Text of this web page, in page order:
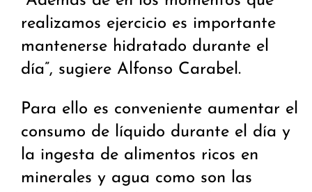
realizamos ejercicio es importante
mantenerse hidratado durante el
día”, sugiere Alfonso Carabel.
Para ello es conveniente aumentar el
consumo de líquido durante el día y
la ingesta de alimentos ricos en
minerales y agua como son las